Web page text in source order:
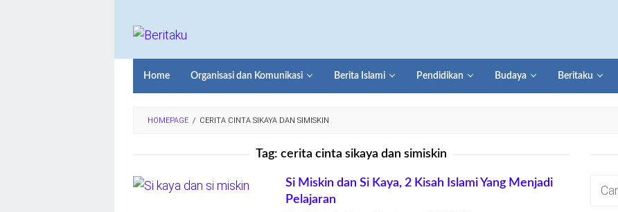
Home Organisasi dan Komunikasi Berita Islami Pendidikan Budaya Beritaku
HOMEPAGE / CERITA CINTA SIKAYA DAN SIMISKIN
Tag: cerita cinta sikaya dan simiskin
Si Miskin dan Si Kaya, 2 Kisah Islami Yang Menjadi
Pelajaran
Cari